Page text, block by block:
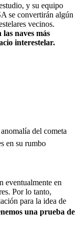
y su equipo
se convertirán algún
vecinos.
las naves más
interestelar.
del cometa
en su rumbo
eventualmente en
Por lo tanto,
para la idea de
una prueba de